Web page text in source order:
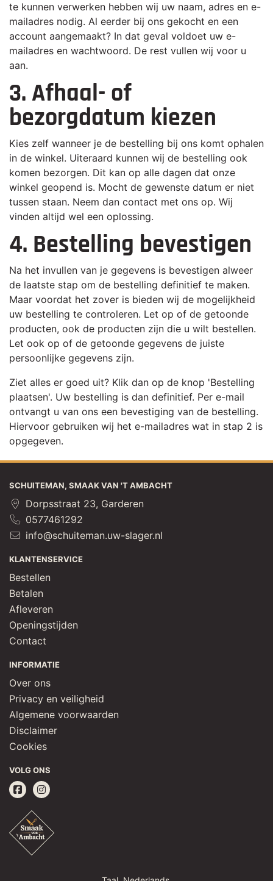
te kunnen verwerken hebben wij uw naam, adres en e-
mailadres nodig. Al eerder bij ons gekocht en een
account aangemaakt? In dat geval voldoet uw e-
mailadres en wachtwoord. De rest vullen wij voor u
aan.
3. Afhaal- of
bezorgdatum kiezen
Kies zelf wanneer je de bestelling bij ons komt ophalen
in de winkel. Uiteraard kunnen wij de bestelling ook
komen bezorgen. Dit kan op alle dagen dat onze
winkel geopend is. Mocht de gewenste datum er niet
tussen staan. Neem dan contact met ons op. Wij
vinden altijd wel een oplossing.
4. Bestelling bevestigen
Na het invullen van je gegevens is bevestigen alweer
de laatste stap om de bestelling definitief te maken.
Maar voordat het zover is bieden wij de mogelijkheid
uw bestelling te controleren. Let op of de getoonde
producten, ook de producten zijn die u wilt bestellen.
Let ook op of de getoonde gegevens de juiste
persoonlijke gegevens zijn.
Ziet alles er goed uit? Klik dan op de knop 'Bestelling
plaatsen'. Uw bestelling is dan definitief. Per e-mail
ontvangt u van ons een bevestiging van de bestelling.
Hiervoor gebruiken wij het e-mailadres wat in stap 2 is
opgegeven.
SCHUITEMAN, SMAAK VAN 'T AMBACHT
Dorpsstraat 23, Garderen
0577461292
info@schuiteman.uw-slager.nl
KLANTENSERVICE
Bestellen
Betalen
Afleveren
Openingstijden
Contact
INFORMATIE
Over ons
Privacy en veiligheid
Algemene voorwaarden
Disclaimer
Cookies
VOLG ONS